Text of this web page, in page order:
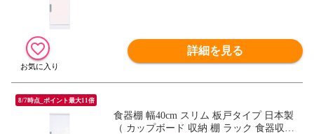
詳細を見る
8/7時点_ポイント最大11倍
食器棚 幅40cm スリム 板戸タイプ 日本製
（ カップボード 収納 棚 ラック 食器収納